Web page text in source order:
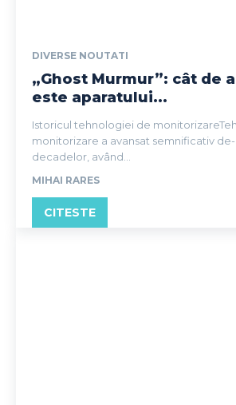
DIVERSE NOUTATI
„Ghost Murmur”: cât de
este aparatului...
Istoricul tehnologiei de
monitorizare a avansat semnificativ
decadelor, având...
MIHAI RARES
CITESTE